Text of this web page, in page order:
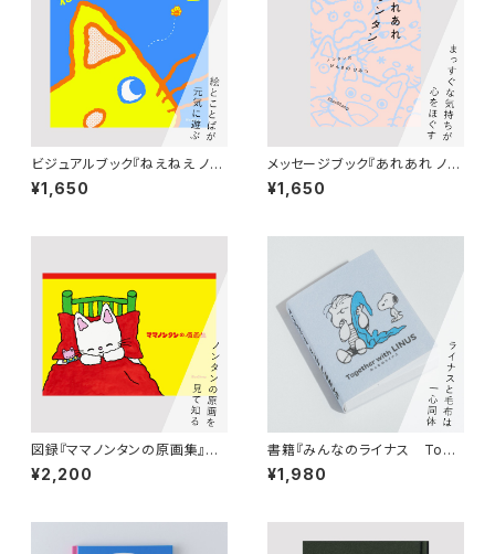
ビジュアルブック『ねえねえ ノン
タン』絵：キヨノサチコ 構成：
佐々木俊（AYOND）
¥1,650
メッセージブック『あれあれ ノン
タン』絵・ことば：キヨノサチコ
¥1,650
図録『ママノンタンの原画集』絵：
キヨノサチコ
¥2,200
書籍『みんなのライナス Toge
ther with LINUS』（スヌーピー
ミュージアム図録）
¥1,980